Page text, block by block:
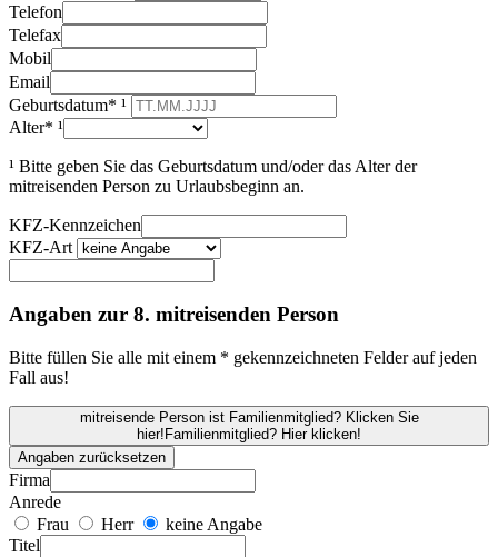
Telefon
Telefax
Mobil
Email
Geburtsdatum* ¹
Alter* ¹
¹ Bitte geben Sie das Geburtsdatum und/oder das Alter der
mitreisenden Person zu Urlaubsbeginn an.
KFZ-Kennzeichen
KFZ-Art
Angaben zur 8. mitreisenden Person
Bitte füllen Sie alle mit einem * gekennzeichneten Felder auf jeden
Fall aus!
mitreisende Person ist Familienmitglied? Klicken Sie
hier! Familienmitglied? Hier klicken!
Angaben zurücksetzen
Firma
Anrede
Frau
Herr
keine Angabe
Titel